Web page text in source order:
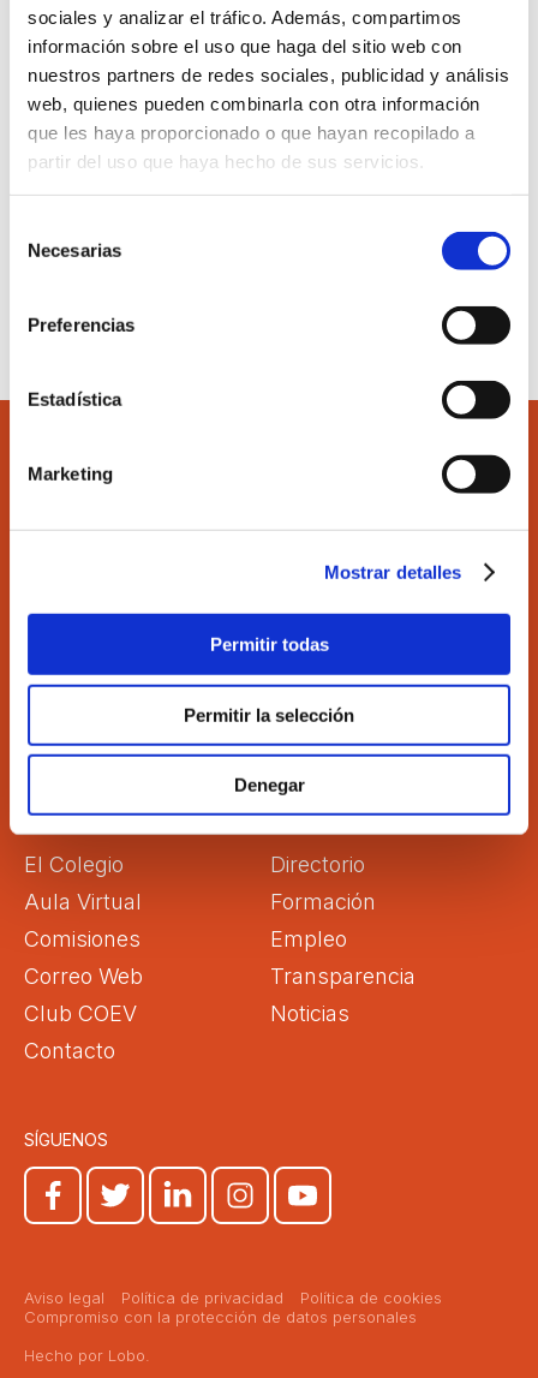
sociales y analizar el tráfico. Además, compartimos
información sobre el uso que haga del sitio web con
nuestros partners de redes sociales, publicidad y análisis
web, quienes pueden combinarla con otra información
que les haya proporcionado o que hayan recopilado a
partir del uso que haya hecho de sus servicios.
Necesarias
Preferencias
Estadística
Marketing
Mostrar detalles
Permitir todas
Permitir la selección
Denegar
acceso personalizado mediante código 24 hora-365
dias al año.
seguro incluido por incendio, robo o cualquier
fenómeno atmosférico
zona de carga y descarga propia
carros, carretillas y troleys a su disposición para
Boxes a su disposición desde 1 metro cuadrado
Ilustre Colegio de Economistas de Valencia
C/Martí 4 -3ª 46005 Valencia
Fax 963 528 640
El Colegio
Directorio
Aula Virtual
Formación
Comisiones
Empleo
Correo Web
Transparencia
Club COEV
Noticias
Contacto
SÍGUENOS
Aviso legal Política de privacidad
Política de cookies
Compromiso con la protección de datos personales
Hecho por Lobo.